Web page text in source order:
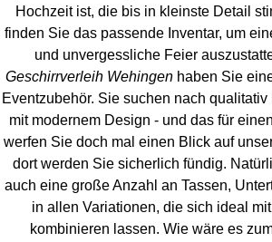
Hochzeit ist, die bis in kleinste Detail
finden Sie das passende Inventar, um
und unvergess liche Feier
Geschirrverleih Wehingen haben Sie
Eventzubehör. Sie suchen nach
mit modernem Design - und das für
werfen Sie doch mal einen Blick auf
dort werden Sie sicherlich fündig.
auch eine große Anzahl an Tassen,
in allen Variationen, die sich ideal
kombinieren lassen. Wie wäre es